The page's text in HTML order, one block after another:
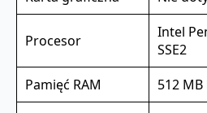
Procesor
Intel
SSE2
Pamięć RAM
512